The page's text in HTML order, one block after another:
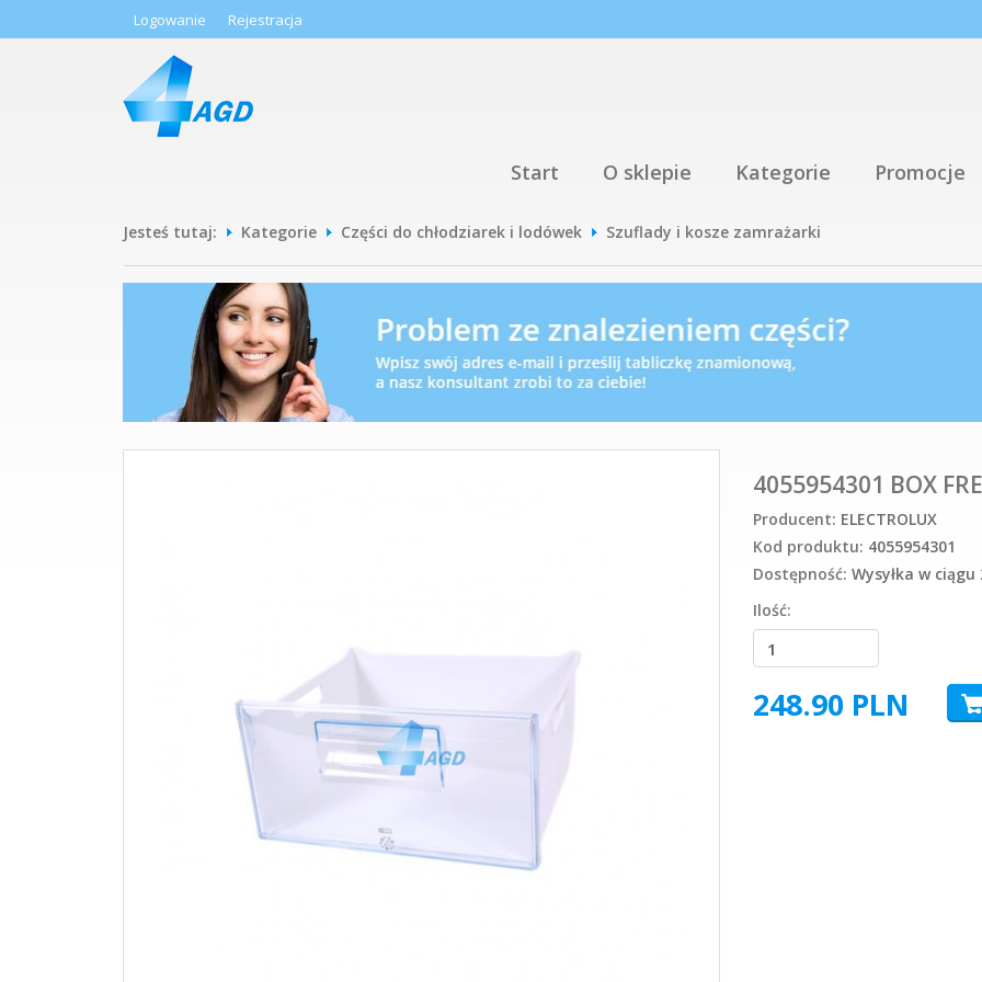
Logowanie Rejestracja
Start O sklepie Kategorie Promocje
Jesteś tutaj: Kategorie Części do chłodziarek i lodówek Szuflady i kosze zamrażarki
4055954301 BOX
Producent: ELECTROLUX
Kod produktu: 4055954301
Dostępność: Wysyłka w ciągu
Ilość:
248.90 PLN